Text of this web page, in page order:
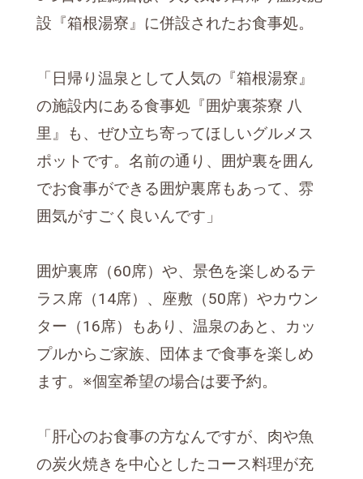
設『箱根湯寮』に併設されたお食事処。
「日帰り温泉として人気の『箱根湯寮』
の施設内にある食事処『囲炉裏茶寮 八
里』も、ぜひ立ち寄ってほしいグルメス
ポットです。名前の通り、囲炉裏を囲ん
でお食事ができる囲炉裏席もあって、雰
囲気がすごく良いんです」
囲炉裏席（60席）や、景色を楽しめるテ
ラス席（14席）、座敷（50席）やカウン
ター（16席）もあり、温泉のあと、カッ
プルからご家族、団体まで食事を楽しめ
ます。※個室希望の場合は要予約。
「肝心のお食事の方なんですが、肉や魚
の炭火焼きを中心としたコース料理が充